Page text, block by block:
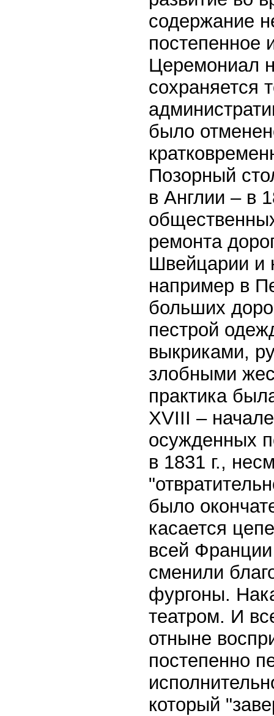
содержание
постепенное
Церемониал
сохраняется
было
Позорный
в Англии – в
ремонта
Швейцарии и
например в
больших
пестрой
выкриками,
злобными
практика
XVIII –
осужденных
в 1831 г.,
было
касается
всей
сменили
фургоны.
театром. И
отныне
постепенно
который